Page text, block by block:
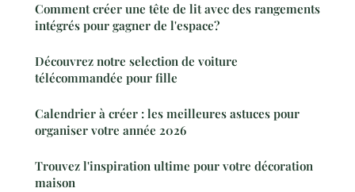
Comment créer une tête de lit avec des rangements
intégrés pour gagner de l'espace?
Découvrez notre selection de voiture
télécommandée pour fille
Calendrier à créer : les meilleures astuces pour
organiser votre année 2026
Trouvez l'inspiration ultime pour votre décoration
maison